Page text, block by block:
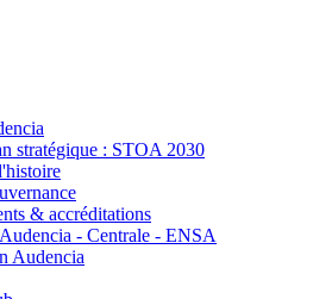
stratégique : STOA 2030
& accréditations
- Centrale - ENSA
Audencia